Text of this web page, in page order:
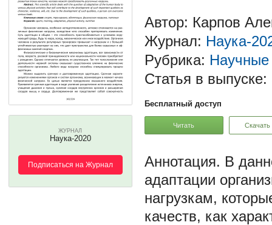
ЖУРНАЛ
Наука-2020
Подписаться на Журнал
Автор: Карпов
Журнал: Наука-
Рубрика: Научные
Статья в выпуске:
Бесплатный доступ
Читать Скачать
В
адаптации
нагрузкам,
качеств, как